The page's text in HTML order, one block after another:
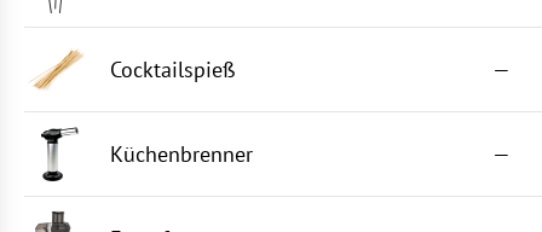
Cocktailspieß —
Küchenbrenner —